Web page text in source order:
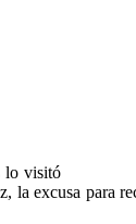
lo visitó
excusa para